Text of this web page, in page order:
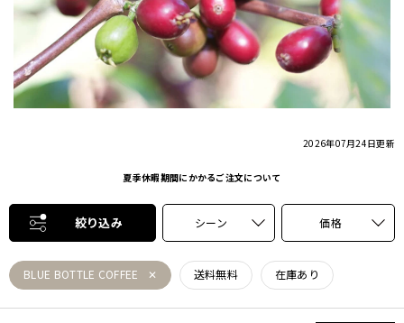
2026年07月24日更新
夏季休暇期間にかかるご注文について
絞り込み シーン 価格
BLUE BOTTLE COFFEE 送料無料 在庫あり